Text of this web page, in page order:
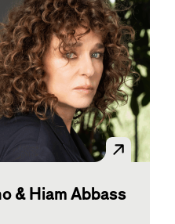
& Hiam Abbass